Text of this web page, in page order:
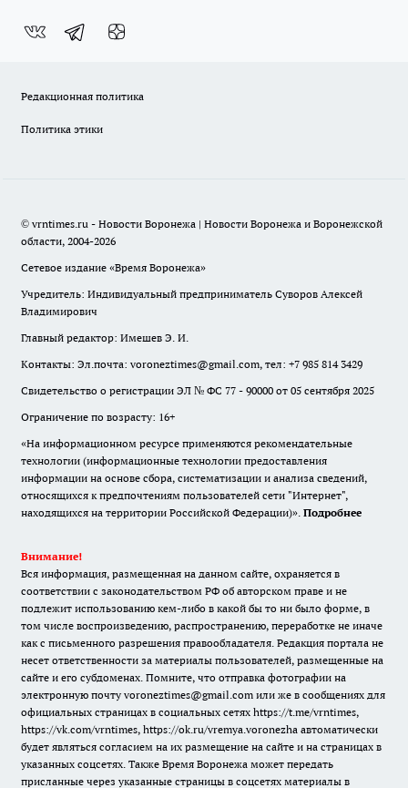
Редакционная политика
Политика этики
© vrntimes.ru - Новости Воронежа | Новости Воронежа и Воронежской
области, 2004-2026
Сетевое издание «Время Воронежа»
Учредитель: Индивидуальный предприниматель Суворов Алексей
Владимирович
Главный редактор: Имешев Э. И.
Контакты: Эл.почта: voroneztimes@gmail.com, тел: +7 985 814 3429
Свидетельство о регистрации ЭЛ № ФС 77 - 90000 от 05 сентября 2025
Ограничение по возрасту: 16+
«На информационном ресурсе применяются рекомендательные
технологии (информационные технологии предоставления
информации на основе сбора, систематизации и анализа сведений,
относящихся к предпочтениям пользователей сети "Интернет",
находящихся на территории Российской Федерации)». Подробнее
Внимание!
Вся информация, размещенная на данном сайте, охраняется в
соответствии с законодательством РФ об авторском праве и не
подлежит использованию кем-либо в какой бы то ни было форме, в
том числе воспроизведению, распространению, переработке не иначе
как с письменного разрешения правообладателя. Редакция портала не
несет ответственности за материалы пользователей, размещенные на
сайте и его субдоменах. Помните, что отправка фотографии на
электронную почту voroneztimes@gmail.com или же в сообщениях для
официальных страницах в социальных сетях https://t.me/vrntimes,
https://vk.com/vrntimes, https://ok.ru/vremya.voronezha автоматически
будет являться согласием на их размещение на сайте и на страницах в
указанных соцсетях. Также Время Воронежа может передать
присланные через указанные страницы в соцсетях материалы в